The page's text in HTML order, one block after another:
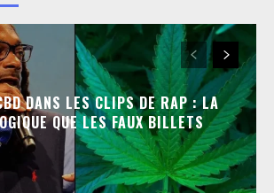
DANS LES CLIPS DE RAP : LA
QUE LES FAUX BILLETS